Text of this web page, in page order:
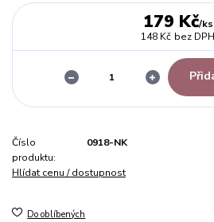
179 Kč/ks
148 Kč bez DPH
Číslo
produktu:
0918-NK
Hlídat cenu / dostupnost
Do oblíbených